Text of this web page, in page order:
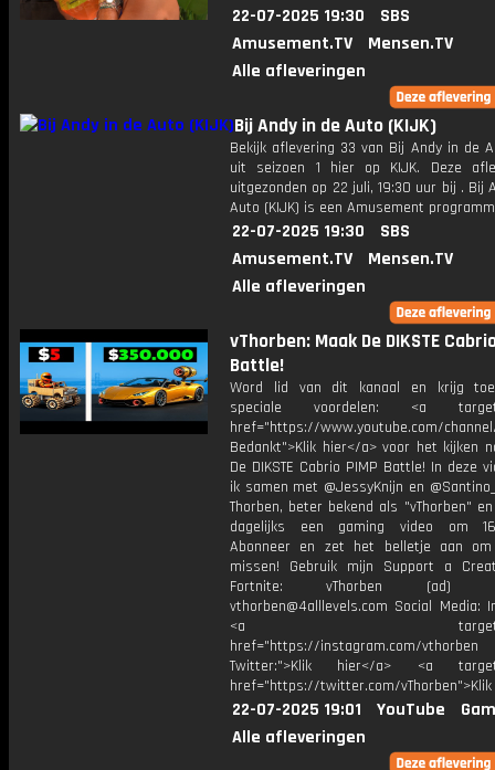
22-07-2025 19:30
SBS
Amusement.TV
Mensen.TV
Alle afleveringen
Bij Andy in de Auto (KIJK)
Bekijk aflevering 33 van Bij Andy in de
uit seizoen 1 hier op KIJK. Deze
uitgezonden op 22 juli, 19:30 uur bij . Bij
Auto (KIJK) is een Amusement
22-07-2025 19:30
SBS
Amusement.TV
Mensen.TV
Alle afleveringen
vThorben: Maak De DIKSTE
Battle!
Word lid van dit kanaal en krijg
speciale voordelen: <a
href="https://www.youtube.com/channel/
Bedankt">Klik hier</a> voor het kijken
De DIKSTE Cabrio PIMP Battle! In deze
ik samen met @JessyKnijn en
Thorben, beter bekend als "vThorben"
dagelijks een gaming video om
Abonneer en zet het belletje aan
missen! Gebruik mijn Support a
Fortnite: vThorben (ad)
vthorben@4alllevels.com Social Media:
<a
href="https://instagram.com/vthorben
Twitter:">Klik hier</a> <a
href="https://twitter.com/
22-07-2025 19:01 YouTube
Alle afleveringen